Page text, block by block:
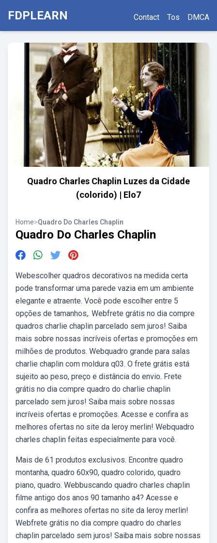
FDPLEARN Contact Tos DMCA
Quadro Charles Chaplin Luzes da Cidade
(colorido) | Elo7
Home>Quadro Do Charles Chaplin
Quadro Do Charles Chaplin
Webescolher quadros decorativos na medida certa
pode transformar uma parede vazia em um ambiente
elegante e atraente. Você pode escolher entre 5
opções de tamanhos,. Webfrete grátis no dia compre
quadros charlie chaplin parcelado sem juros! Saiba
mais sobre nossas incríveis ofertas e promoções em
milhões de produtos. Webquadro grande para salas
charlie chaplin com moldura q03. O frete grátis está
sujeito ao peso, preço e distância do envio. Frete
grátis no dia compre quadro do charlie chaplin
parcelado sem juros! Saiba mais sobre nossas
incríveis ofertas e promoções. Acesse e confira as
melhores ofertas no site da leroy merlin! Webquadro
charles chaplin feitas especialmente para você.
Mais de 61 produtos exclusivos. Encontre quadro
montanha, quadro 60x90, quadro colorido, quadro
piano, quadro. Webbuscando quadro charles chaplin
filme antigo dos anos 90 tamanho a4? Acesse e
confira as melhores ofertas no site da leroy merlin!
Webfrete grátis no dia compre quadro do charles
chaplin parcelado sem juros! Saiba mais sobre nossas